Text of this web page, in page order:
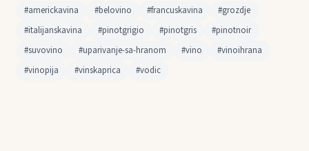
#americkavina #belovino #francuskavina
#grozdje
#italijanskavina
#pinotgrigio #pinotgris
#pinotnoir
#suvovino
#uparivanje-sa-hranom #vino
#vinoihrana
#vinopija
#vinskaprica #vodic